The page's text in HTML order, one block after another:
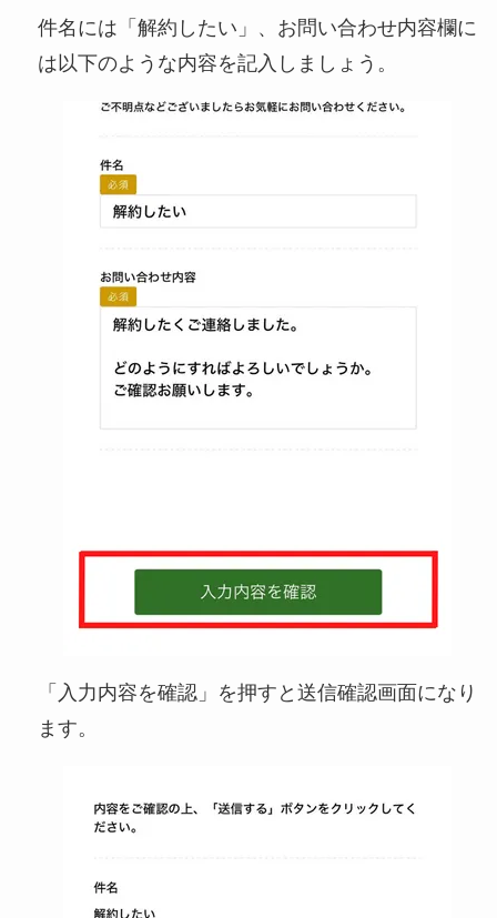
件名には「解約したい」、お問い合わせ内容欄に
は以下のような内容を記入しましょう。
「入力内容を確認」を押すと送信確認画面になり
ます。